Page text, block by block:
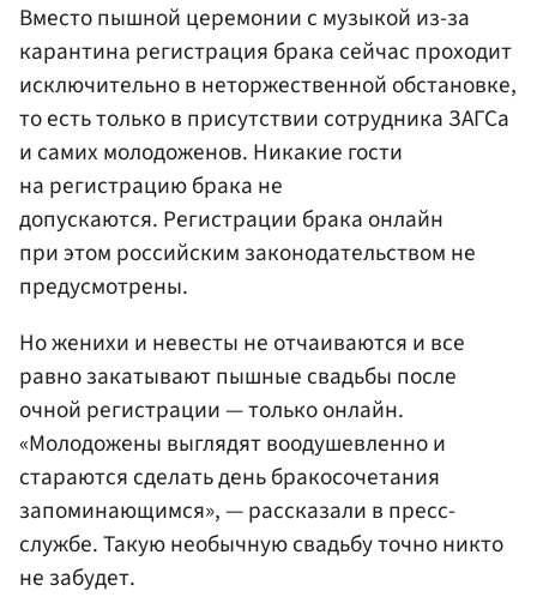
Вместо пышной церемонии с музыкой из-за
карантина регистрация брака сейчас проходит
исключительно в неторжественной обстановке,
то есть только в присутствии сотрудника ЗАГСа
и самих молодоженов. Никакие гости
на регистрацию брака не
допускаются. Регистрации брака онлайн
при этом российским законодательством не
предусмотрены.
Но женихи и невесты не отчаиваются и все
равно закатывают пышные свадьбы после
очной регистрации — только онлайн.
«Молодожены выглядят воодушевленно и
стараются сделать день бракосочетания
запоминающимся», — рассказали в пресс-
службе. Такую необычную свадьбу точно никто
не забудет.